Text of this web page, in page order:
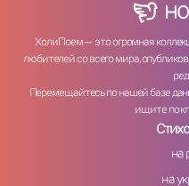
ХолиПоем — это огромная
любителей со всего мира,
Перемещайтесь по нашей базе
ищите по
на
на